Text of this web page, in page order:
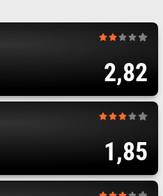
2,82
1,85